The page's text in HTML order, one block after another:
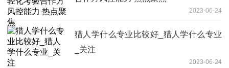
2023-06-24
猎人学什么专业比较好_猎人学什么专业
_关注
2023-06-24